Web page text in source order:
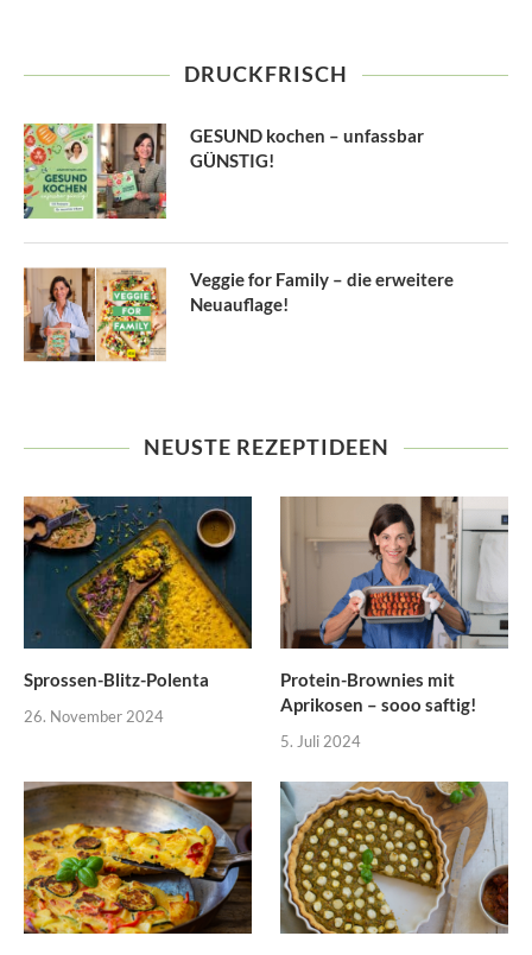
DRUCKFRISCH
GESUND kochen – unfassbar
GÜNSTIG!
Veggie for Family – die erweitere
Neuauflage!
NEUSTE REZEPTIDEEN
Sprossen-Blitz-Polenta
26. November 2024
Protein-Brownies mit
Aprikosen – sooo saftig!
5. Juli 2024